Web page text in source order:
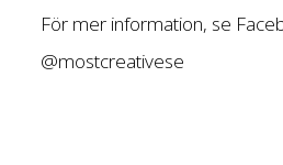
För mer information, se
@mostcreativese